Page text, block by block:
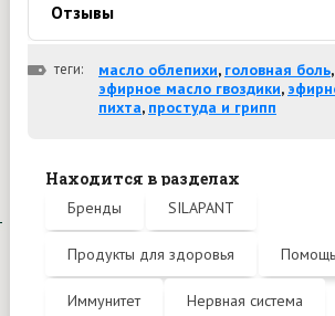
Отзывы
теги: масло облепихи, головная боль,
эфирное масло гвоздики,
пихта, простуда и грипп
Находится в разделах
Бренды SILAPANT
Продукты для здоровья
Иммунитет Нервная система